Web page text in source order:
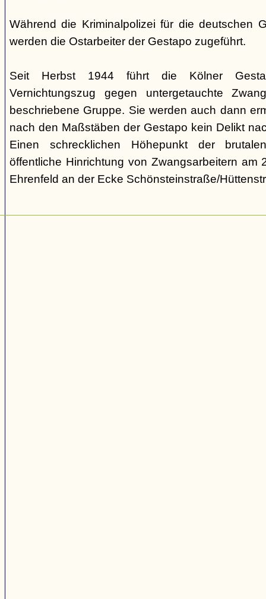
Während die Kriminalpolizei für die deutschen
werden die Ostarbeiter der Gestapo zugeführt.
Seit Herbst 1944 führt die Kölner
Vernichtungszug gegen untergetauchte
beschriebene Gruppe. Sie werden auch dann
nach den Maßstäben der Gestapo kein Delikt
Einen schrecklichen Höhepunkt der
öffentliche Hinrichtung von Zwangsarbeitern am
Ehrenfeld an der Ecke Schönsteinstraße/